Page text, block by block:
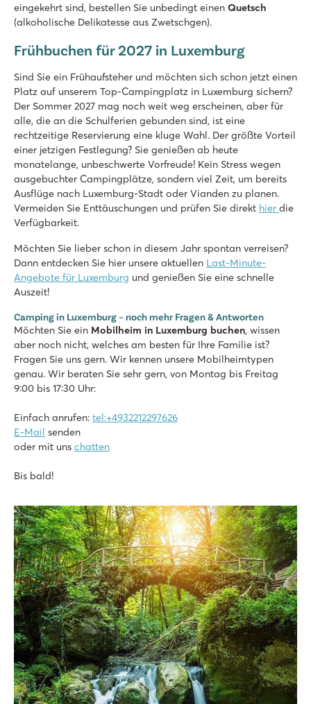
eingekehrt sind, bestellen Sie unbedingt einen Quetsch
(alkoholische Delikatesse aus Zwetschgen).
Frühbuchen für 2027 in Luxemburg
Sind Sie ein Frühaufsteher und möchten sich schon jetzt einen
Platz auf unserem Top-Campingplatz in Luxemburg sichern?
Der Sommer 2027 mag noch weit weg erscheinen, aber für
alle, die an die Schulferien gebunden sind, ist eine
rechtzeitige Reservierung eine kluge Wahl. Der größte Vorteil
einer jetzigen Festlegung? Sie genießen ab heute
monatelange, unbeschwerte Vorfreude! Kein Stress wegen
ausgebuchter Campingplätze, sondern viel Zeit, um bereits
Ausflüge nach Luxemburg-Stadt oder Vianden zu planen.
Vermeiden Sie Enttäuschungen und prüfen Sie direkt hier die
Verfügbarkeit.
Möchten Sie lieber schon in diesem Jahr spontan verreisen?
Dann entdecken Sie hier unsere aktuellen Last-Minute-
Angebote für Luxemburg und genießen Sie eine schnelle
Auszeit!
Camping in Luxemburg – noch mehr Fragen & Antworten
Möchten Sie ein Mobilheim in Luxemburg buchen, wissen
aber noch nicht, welches am besten für Ihre Familie ist?
Fragen Sie uns gern. Wir kennen unsere Mobilheimtypen
genau. Wir beraten Sie sehr gern, von Montag bis Freitag
9:00 bis 17:30 Uhr:
Einfach anrufen: tel:+4932212297626
E-Mail senden
oder mit uns chatten
Bis bald!